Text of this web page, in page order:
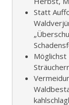
Statt
Möglichst